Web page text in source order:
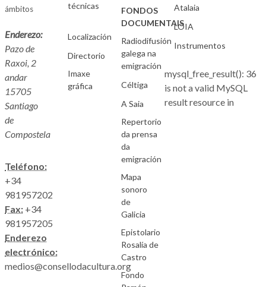
ámbitos
Enderezo:
Pazo de
Raxoi, 2
andar
15705
Santiago
de
Compostela
Teléfono:
+34
981957202
Fax: +34
981957205
Enderezo
electrónico:
medios@consellodacultura.org
técnicas
Localización
Directorio
Imaxe
gráfica
FONDOS
DOCUMENTAIS
Radiodifusión
galega na
emigración
Céltiga
A Saia
Repertorio
da prensa
da
emigración
Mapa
sonoro
de
Galicia
Epistolario
Rosalía de
Castro
Fondo
Atalaia
LOIA
Instrumentos
mysql_free_result(): 36
is not a valid MySQL
result resource in